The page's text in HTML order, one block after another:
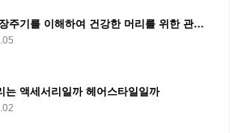
모발 성장주기를 이해하여 건강한 머리를 위한 관리법 알아보기
는 액세서리일까 헤어스타일일까